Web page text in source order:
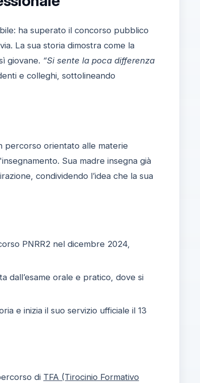
ha superato il concorso pubblico
La sua storia dimostra come la
giovane. “Si sente la poca differenza
e colleghi, sottolineando
percorso orientato alle materie
Sua madre insegna già
condividendo l’idea che la sua
PNRR2 nel dicembre 2024,
dall’esame orale e pratico, dove si
e inizia il suo servizio ufficiale il 13
di TFA (Tirocinio Formativo